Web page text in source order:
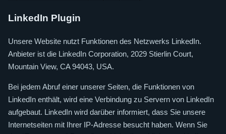
LinkedIn Plugin
Unsere Website nutzt Funktionen des Netzwerks LinkedIn.
Anbieter ist die LinkedIn Corporation, 2029 Stierlin Court,
Mountain View, CA 94043, USA.
Bei jedem Abruf einer unserer Seiten, die Funktionen von
LinkedIn enthält, wird eine Verbindung zu Servern von LinkedIn
aufgebaut. LinkedIn wird darüber informiert, dass Sie unsere
Internetseiten mit Ihrer IP-Adresse besucht haben. Wenn Sie